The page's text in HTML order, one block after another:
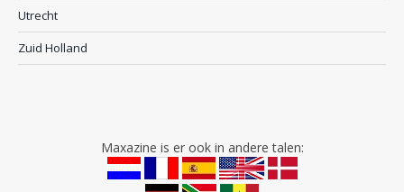
Utrecht
Zuid Holland
Maxazine is er ook in andere talen: